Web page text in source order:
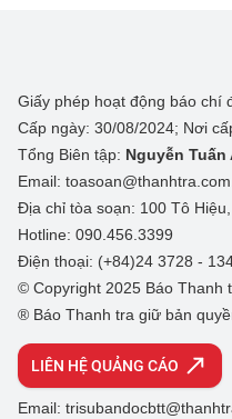
Giấy phép hoạt động báo chí
Cấp ngày: 30/08/2024; Nơi
Tổng Biên tập: Nguyễn Tuấn
Email:
Địa chỉ tòa soạn: 100 Tô
Hotline: 090.456.3399
Điện thoại: (+84)24 3728 -
© Copyright 2025 Báo Thanh
® Báo Thanh tra giữ bản
LIÊN HỆ QUẢNG CÁO
Email: